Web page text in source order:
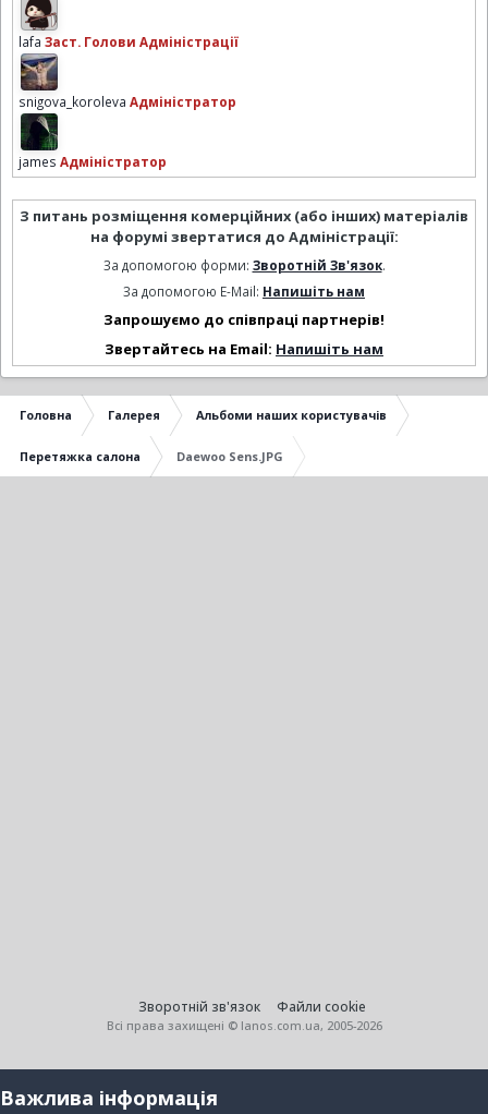
lafa Заст. Голови Адміністрації
snigova_koroleva Адміністратор
james Адміністратор
З питань розміщення комерційних (або інших) матеріалів
на форумі звертатися до Адміністрації:
За допомогою форми: Зворотній Зв'язок.
За допомогою E-Mail: Напишіть нам
Запрошуємо до співпраці партнерів!
Звертайтесь на Email: Напишіть нам
Головна Галерея Альбоми наших користувачів
Перетяжка салона Daewoo Sens.JPG
Зворотній зв'язок Файли cookie
Всі права захищені © lanos.com.ua, 2005-2026
Важлива інформація